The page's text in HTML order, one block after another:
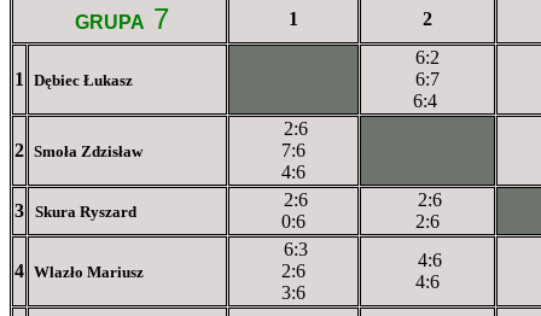
GRUPA 7 1 2
1 Dębiec Łukasz
6:2
6:7
6:4
2 Smoła Zdzisław
2:6
7:6
4:6
3 Skura Ryszard
2:6
0:6
2:6
2:6
4 Wlazło Mariusz
6:3
2:6
3:6
4:6
4:6